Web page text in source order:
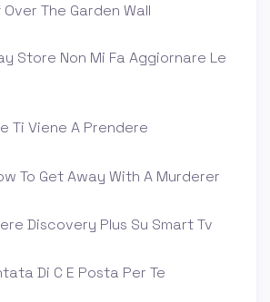
The Garden Wall
Store Non Mi Fa Aggiornare Le
Ti Viene A Prendere
To Get Away With A Murderer
Discovery Plus Su Smart Tv
Di C E Posta Per Te